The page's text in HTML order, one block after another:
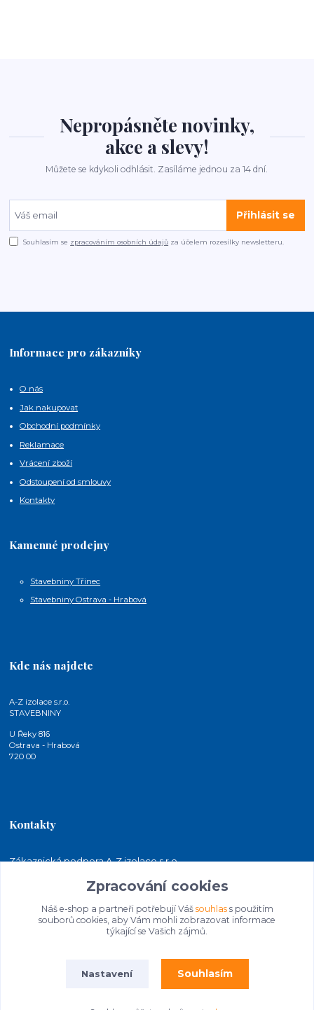
Nepropásněte novinky,
akce a slevy!
Můžete se kdykoli odhlásit. Zasíláme jednou za 14 dní.
Přihlásit se
Souhlasím se zpracováním osobních údajů za účelem rozesílky newsletteru.
Informace pro zákazníky
O nás
Jak nakupovat
Obchodní podmínky
Reklamace
Vrácení zboží
Odstoupení od smlouvy
Kontakty
Kamenné prodejny
Stavebniny Třinec
Stavebniny Ostrava - Hrabová
Kde nás najdete
A-Z izolace s.r.o.
STAVEBNINY
U Řeky 816
Ostrava - Hrabová
720 00
Kontakty
Zákaznická podpora A-Z izolace s.r.o.
jakubkaleta@azizolace.cz
Zpracování cookies
Náš e-shop a partneři potřebují Váš souhlass použitím
souborů cookies, aby Vám mohli zobrazovat informace
týkající se Vašich zájmů.
Nastavení Souhlasím